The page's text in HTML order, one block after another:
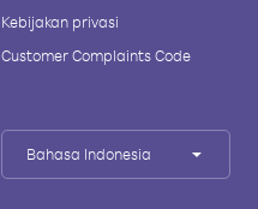
Kebijakan privasi
Customer Complaints Code
Bahasa Indonesia